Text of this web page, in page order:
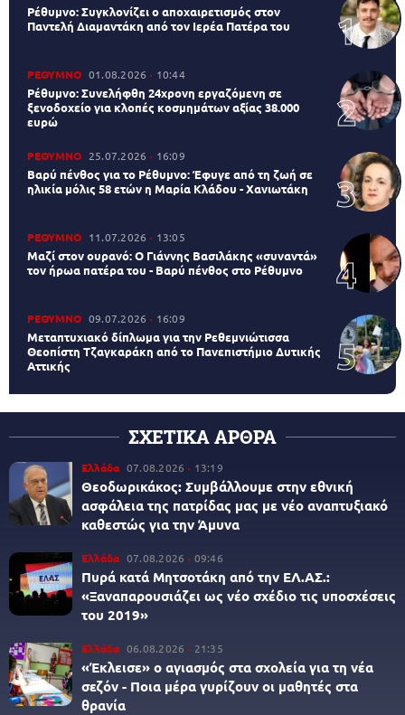
Ρέθυμνο: Συγκλονίζει ο αποχαιρετισμός στον
Παντελή Διαμαντάκη από τον Ιερέα Πατέρα του
ΡΕΘΥΜΝΟ 01.08.2026 10:44
Ρέθυμνο: Συνελήφθη 24χρονη εργαζόμενη σε
ξενοδοχείο για κλοπές κοσμημάτων αξίας 38.000
ευρώ
ΡΕΘΥΜΝΟ 25.07.2026 16:09
Βαρύ πένθος για το Ρέθυμνο: Έφυγε από τη ζωή σε
ηλικία μόλις 58 ετών η Μαρία Κλάδου - Χανιωτάκη
ΡΕΘΥΜΝΟ 11.07.2026 13:05
Μαζί στον ουρανό: Ο Γιάννης Βασιλάκης «συναντά»
τον ήρωα πατέρα του - Βαρύ πένθος στο Ρέθυμνο
ΡΕΘΥΜΝΟ 09.07.2026 16:09
Μεταπτυχιακό δίπλωμα για την Ρεθεμνιώτισσα
Θεοπίστη Τζαγκαράκη από το Πανεπιστήμιο Δυτικής
Αττικής
ΣΧΕΤΙΚΑ ΑΡΘΡΑ
Ελλάδα 07.08.2026 13:19
Θεοδωρικάκος: Συμβάλλουμε στην εθνική
ασφάλεια της πατρίδας μας με νέο αναπτυξιακό
καθεστώς για την Άμυνα
Ελλάδα 07.08.2026 09:46
Πυρά κατά Μητσοτάκη από την ΕΛ.ΑΣ.:
«Ξαναπαρουσιάζει ως νέο σχέδιο τις υποσχέσεις
του 2019»
Ελλάδα 06.08.2026 21:35
«Έκλεισε» ο αγιασμός στα σχολεία για τη νέα
σεζόν - Ποια μέρα γυρίζουν οι μαθητές στα
θρανία